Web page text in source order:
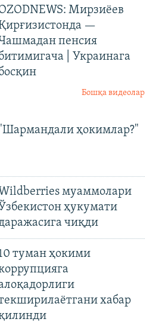
Мирзиёев
—
пенсия
| Украинага
Бошқа видеолар
ҳокимлар?"
Wildberries муаммолари
Ўзбекистон ҳукумати
чиқди
туман ҳокими
хабар